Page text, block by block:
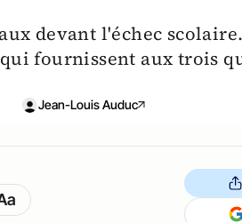
devant l'échec
fournissent aux trois
Jean-Louis Auduc